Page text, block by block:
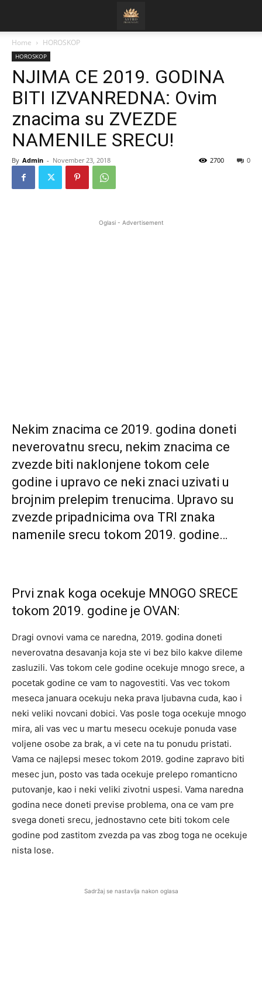
Home HOROSKOP
HOROSKOP
NJIMA CE 2019. GODINA
BITI IZVANREDNA: Ovim
znacima su ZVEZDE
NAMENILE SRECU!
By Admin - November 23, 2018 0
2700
Oglasi - Advertisement
Nekim znacima ce 2019. godina doneti
neverovatnu srecu, nekim znacima ce
zvezde biti naklonjene tokom cele
godine i upravo ce neki znaci uzivati u
brojnim prelepim trenucima. Upravo su
zvezde pripadnicima ova TRI znaka
namenile srecu tokom 2019. godine…
Prvi znak koga ocekuje MNOGO SRECE
tokom 2019. godine je OVAN:
Dragi ovnovi vama ce naredna, 2019. godina doneti
neverovatna desavanja koja ste vi bez bilo kakve dileme
zasluzili. Vas tokom cele godine ocekuje mnogo srece, a
pocetak godine ce vam to nagovestiti. Vas vec tokom
meseca januara ocekuju neka prava ljubavna cuda, kao i
neki veliki novcani dobici. Vas posle toga ocekuje mnogo
mira, ali vas vec u martu mesecu ocekuje ponuda vase
voljene osobe za brak, a vi cete na tu ponudu pristati.
Vama ce najlepsi mesec tokom 2019. godine zapravo biti
mesec jun, posto vas tada ocekuje prelepo romanticno
putovanje, kao i neki veliki zivotni uspesi. Vama naredna
godina nece doneti previse problema, ona ce vam pre
svega doneti srecu, jednostavno cete biti tokom cele
godine pod zastitom zvezda pa vas zbog toga ne ocekuje
nista lose.
Sadržaj se nastavlja nakon oglasa